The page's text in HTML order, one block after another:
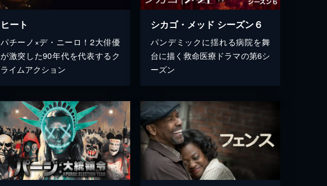
ヒート
パチーノ×デ・ニーロ！2大俳優
が激突した90年代を代表するク
ライムアクション
シカゴ・メッド シーズン６
パンデミックに揺れる病院を舞
台に描く救命医療ドラマの第6シ
ーズン